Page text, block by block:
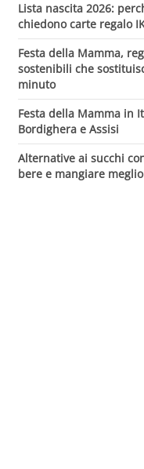
Lista nascita 2026:
chiedono carte regalo
Festa della Mamma,
sostenibili che
minuto
Festa della Mamma in
Bordighera e Assisi
Alternative ai succhi
bere e mangiare